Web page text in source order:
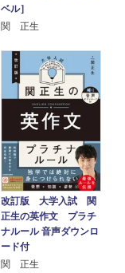
ベル］
関 正生
改訂版 大学入試 関
正生の英作文 プラチ
ナルール 音声ダウンロ
ード付
関 正生